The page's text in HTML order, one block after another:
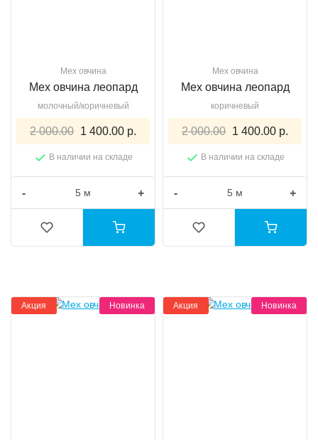
Мех овчина
Мех овчина леопард
молочный/коричневый
2 000.00 1 400.00 р.
В наличии на складе
- +
Мех овчина
Мех овчина леопард
коричневый
2 000.00 1 400.00 р.
В наличии на складе
- +
Акция Новинка Акция Новинка